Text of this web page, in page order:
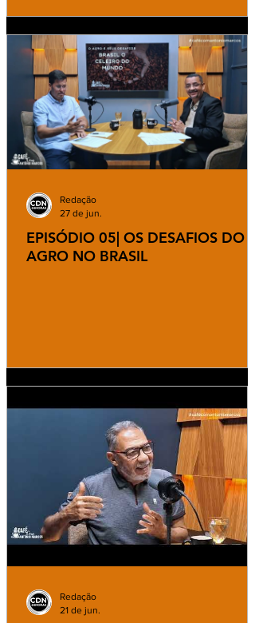
EPISÓDIO 05| OS DESAFIOS DO
AGRO NO BRASIL
Redação
27 de jun.
Redação
21 de jun.